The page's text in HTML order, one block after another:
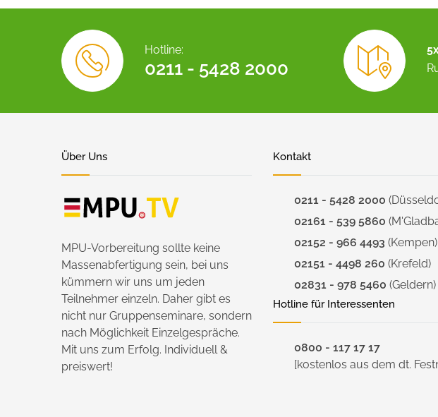
Hotline:
0211 - 5428 2000
Über Uns
MPU-Vorbereitung sollte keine
Massenabfertigung sein, bei uns
kümmern wir uns um jeden
Teilnehmer einzeln. Daher gibt es
nicht nur Gruppenseminare, sondern
nach Möglichkeit Einzelgespräche.
Mit uns zum Erfolg. Individuell &
preiswert!
Kontakt
0211 - 5428 2000
02161 - 539 5860
02152 - 966 4493 (Kempen)
02151 - 4498 260 (Krefeld)
02831 - 978 5460 (Geldern)
Hotline für Interessenten
0800 - 117 17 17
[kostenlos aus dem dt.